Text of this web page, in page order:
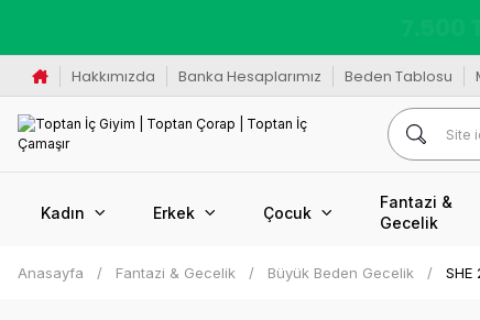
Hakkımızda Banka Hesaplarımız Beden Tablosu
Kadın Erkek Çocuk
Fantazi &
Gecelik
Anasayfa Fantazi & Gecelik Büyük Beden Gecelik SHE